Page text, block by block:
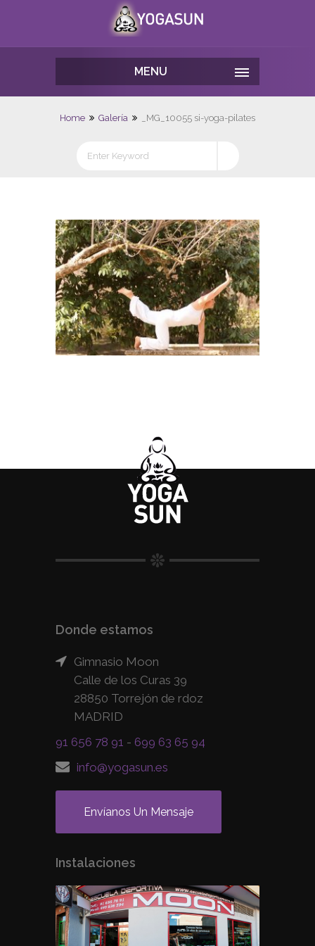
MENU
Home Galería _MG_10055 si-yoga-pilates
Donde estamos
Gimnasio Moon
Calle de los Curas 39
28850 Torrejón de rdoz
MADRID
91 656 78 91 - 699 63 65 94
info@yogasun.es
Envíanos Un Mensaje
Instalaciones